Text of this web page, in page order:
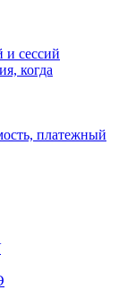
и сессий
когда
платежный